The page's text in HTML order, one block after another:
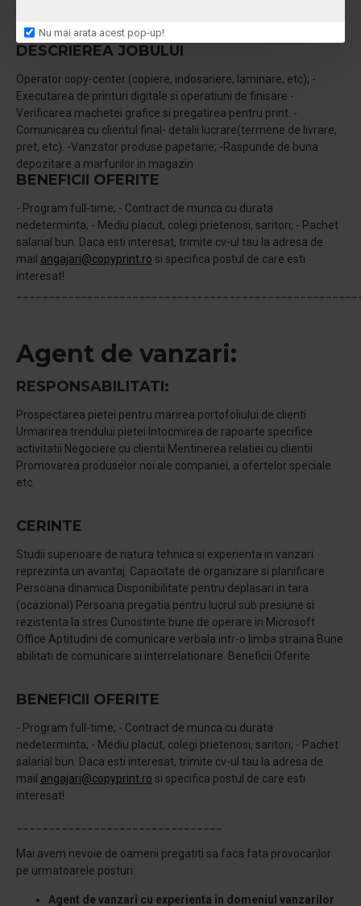
Nu mai arata acest pop-up!
ghilotina);
DESCRIEREA JOBULUI
Operator copy-center (copiere, indosariere, laminare, etc); -
Executarea de printuri digitale si operatiuni de finisare -
Verificarea machetei grafice si pregatirea pentru print. -
Comunicarea cu clientul final- detalii lucrare(termene de livrare,
pret, etc). -Vanzator produse papetarie; -Raspunde de buna
depozitare a marfurilor in magazin
BENEFICII OFERITE
- Program full-time; - Contract de munca cu durata
nedeterminta; - Mediu placut, colegi prietenosi, saritori; - Pachet
salarial bun. Daca esti interesat, trimite cv-ul tau la adresa de
mail angajari@copyprint.ro si specifica postul de care esti
interesat!
Agent de vanzari:
RESPONSABILITATI:
Prospectarea pietei pentru marirea portofoliului de clienti
Urmarirea trendului pietei Intocmirea de rapoarte specifice
activitatii Negociere cu clientii Mentinerea relatiei cu clientii
Promovarea produselor noi ale companiei, a ofertelor speciale
etc.
CERINTE
Studii superioare de natura tehnica si experienta in vanzari
reprezinta un avantaj. Capacitate de organizare si planificare
Persoana dinamica Disponibilitate pentru deplasari in tara
(ocazional) Persoana pregatia pentru lucrul sub presiune si
rezistenta la stres Cunostinte bune de operare in Microsoft
Office Aptitudini de comunicare verbala intr-o limba straina Bune
abilitati de comunicare si interrelationare. Beneficii Oferite
BENEFICII OFERITE
- Program full-time; - Contract de munca cu durata
nedeterminta; - Mediu placut, colegi prietenosi, saritori; - Pachet
salarial bun. Daca esti interesat, trimite cv-ul tau la adresa de
mail angajari@copyprint.ro si specifica postul de care esti
interesat!
Mai avem nevoie de oameni pregatiti sa faca fata provocarilor
pe urmatoarele posturi:
Agent de vanzari cu experienta in domeniul vanzarilor